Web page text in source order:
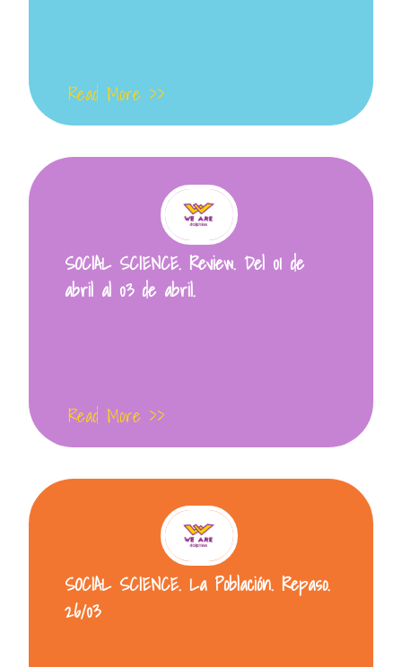
Read More >>
SOCIAL SCIENCE. Review. Del 01 de
abril al 03 de abril.
Read More >>
SOCIAL SCIENCE. La Población. Repaso.
26/03